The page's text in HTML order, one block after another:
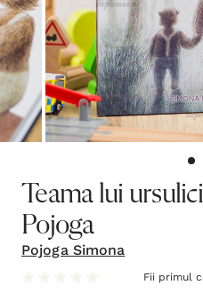
Teama lui
Pojoga
Pojoga Simona
Fii primul